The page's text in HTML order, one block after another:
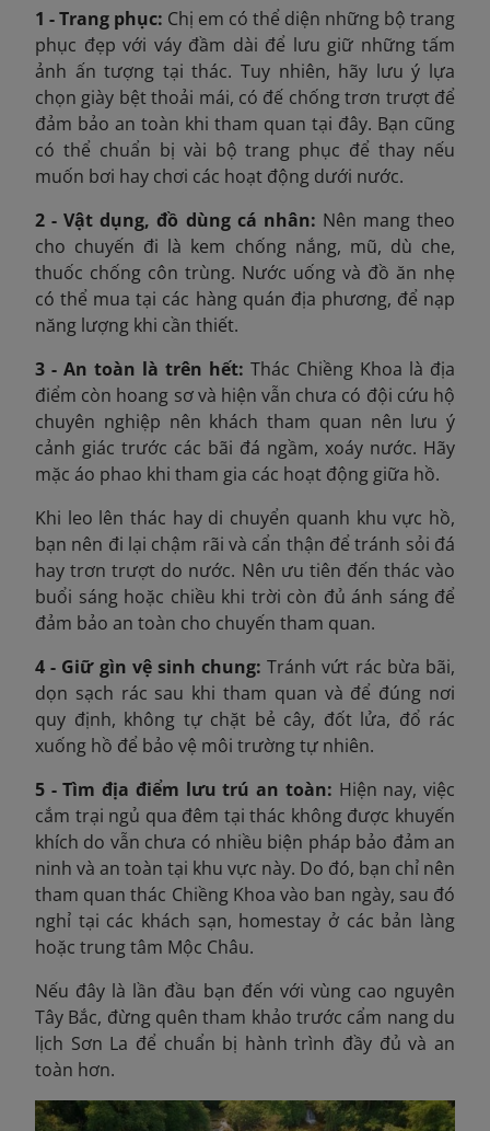
1 - Trang phục: Chị em có thể diện những bộ trang
phục đẹp với váy đầm dài để lưu giữ những tấm
ảnh ấn tượng tại thác. Tuy nhiên, hãy lưu ý lựa
chọn giày bệt thoải mái, có đế chống trơn trượt để
đảm bảo an toàn khi tham quan tại đây. Bạn cũng
có thể chuẩn bị vài bộ trang phục để thay nếu
muốn bơi hay chơi các hoạt động dưới nước.
2 - Vật dụng, đồ dùng cá nhân: Nên mang theo
cho chuyến đi là kem chống nắng, mũ, dù che,
thuốc chống côn trùng. Nước uống và đồ ăn nhẹ
có thể mua tại các hàng quán địa phương, để nạp
năng lượng khi cần thiết.
3 - An toàn là trên hết: Thác Chiềng Khoa là địa
điểm còn hoang sơ và hiện vẫn chưa có đội cứu hộ
chuyên nghiệp nên khách tham quan nên lưu ý
cảnh giác trước các bãi đá ngầm, xoáy nước. Hãy
mặc áo phao khi tham gia các hoạt động giữa hồ.
Khi leo lên thác hay di chuyển quanh khu vực hồ,
bạn nên đi lại chậm rãi và cẩn thận để tránh sỏi đá
hay trơn trượt do nước. Nên ưu tiên đến thác vào
buổi sáng hoặc chiều khi trời còn đủ ánh sáng để
đảm bảo an toàn cho chuyến tham quan.
4 - Giữ gìn vệ sinh chung:Tránh vứt rác bừa bãi,
dọn sạch rác sau khi tham quan và để đúng nơi
quy định, không tự chặt bẻ cây, đốt lửa, đổ rác
xuống hồ để bảo vệ môi trường tự nhiên.
5 - Tìm địa điểm lưu trú an toàn: Hiện nay, việc
cắm trại ngủ qua đêm tại thác không được khuyến
khích do vẫn chưa có nhiều biện pháp bảo đảm an
ninh và an toàn tại khu vực này. Do đó, bạn chỉ nên
tham quan thác Chiềng Khoa vào ban ngày, sau đó
nghỉ tại các khách sạn, homestay ở các bản làng
hoặc trung tâm Mộc Châu.
Nếu đây là lần đầu bạn đến với vùng cao nguyên
Tây Bắc, đừng quên tham khảo trước cẩm nang du
lịch Sơn La để chuẩn bị hành trình đầy đủ và an
toàn hơn.